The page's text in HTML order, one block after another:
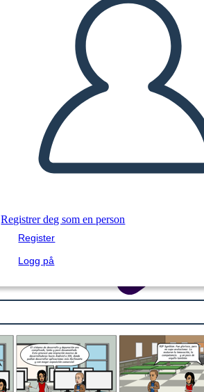
Registrer deg som en person
Register
Logg på
LES FOR MEG